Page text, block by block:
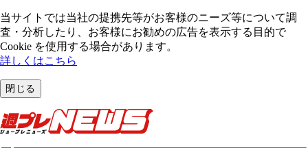
当サイトでは当社の提携先等がお客様のニーズ等について調
査・分析したり、お客様にお勧めの広告を表⽰する⽬的で
Cookie を使⽤する場合があります。
詳しくはこちら
閉じる